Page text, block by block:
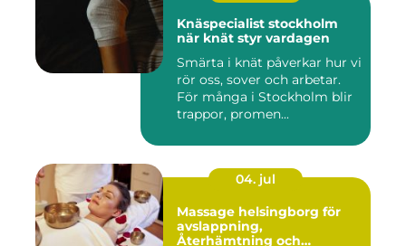
Knäspecialist stockholm
när knät styr vardagen
Smärta i knät påverkar hur vi
rör oss, sover och arbetar.
För många i Stockholm blir
trappor, promen...
04. jul
Massage helsingborg för
avslappning,
Återhämtning och